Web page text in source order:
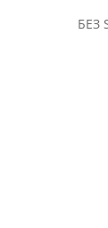
БЕЗ